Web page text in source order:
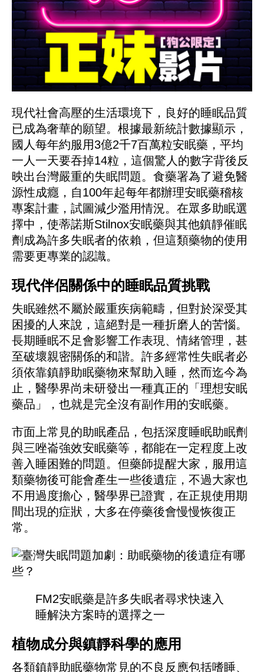
現代社會高壓的生活環境下，良好的睡眠品質
已成為奢華的願望。根據最新統計數據顯示，
國人每年約服用3億2千7百萬粒安眠藥，平均
一人一天要吞掉14粒，這個驚人的數字背後反
映出台灣嚴重的失眠問題。食藥署為了避免醫
源性成癮，自100年起每年都辦理安眠藥稽核
專案計畫，試圖減少濫用情況。在眾多助眠選
擇中， 使蒂諾斯Stilnox安眠藥與其他鎮靜催眠
劑成為許多失眠者的依賴，但這類藥物的使用
需要更專業的認識。
現代伴侶關係中的睡眠品質挑戰
失眠雖然不屬於嚴重疾病範疇，但對於深受其
困擾的人來說，這絕對是一種折磨人的苦惱。
長期睡眠不足會影響工作表現、情緒管理，甚
至破壞親密關係的和諧。許多經常性失眠者必
須依靠鎮靜助眠藥物來幫助入睡，然而迄今為
止，醫學界尚未研發出一種真正的「理想安眠
藥品」，也就是完全沒有副作用的安眠藥。
市面上常見的助眠產品，包括深度睡眠助眠劑
與三唑崙強效安眠藥等，都能在一定程度上改
善入睡困難的問題。但藥師提醒大家，服用這
類藥物後可能會產生一些後遺症，不過大家也
不用過度擔心，醫學界已證實，在正規使用期
間出現的症狀，大多在停藥後會慢慢恢復正
常。
FM2安眠藥是許多失眠者尋求快速入
睡解決方案時的選擇之一
植物成分與鎮靜科學的應用
各類鎮靜助眠藥物常見的不良反應包括嗜睡、